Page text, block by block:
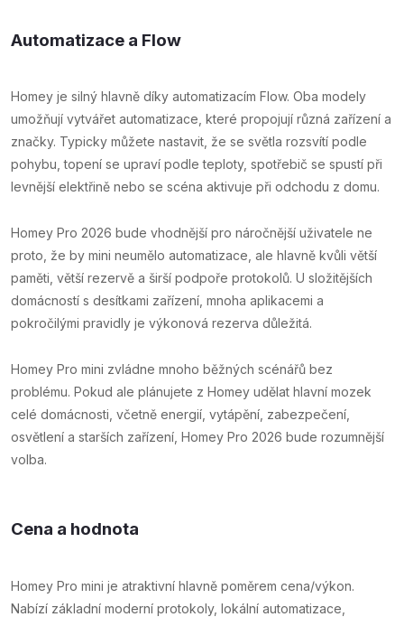
Automatizace a Flow
Homey je silný hlavně díky automatizacím Flow. Oba modely
umožňují vytvářet automatizace, které propojují různá zařízení a
značky. Typicky můžete nastavit, že se světla rozsvítí podle
pohybu, topení se upraví podle teploty, spotřebič se spustí při
levnější elektřině nebo se scéna aktivuje při odchodu z domu.
Homey Pro 2026 bude vhodnější pro náročnější uživatele ne
proto, že by mini neumělo automatizace, ale hlavně kvůli větší
paměti, větší rezervě a širší podpoře protokolů. U složitějších
domácností s desítkami zařízení, mnoha aplikacemi a
pokročilými pravidly je výkonová rezerva důležitá.
Homey Pro mini zvládne mnoho běžných scénářů bez
problému. Pokud ale plánujete z Homey udělat hlavní mozek
celé domácnosti, včetně energií, vytápění, zabezpečení,
osvětlení a starších zařízení, Homey Pro 2026 bude rozumnější
volba.
Cena a hodnota
Homey Pro mini je atraktivní hlavně poměrem cena/výkon.
Nabízí základní moderní protokoly, lokální automatizace,